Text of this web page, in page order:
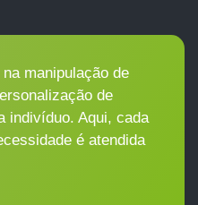
manipulação de
de
indivíduo. Aqui, cada
é atendida